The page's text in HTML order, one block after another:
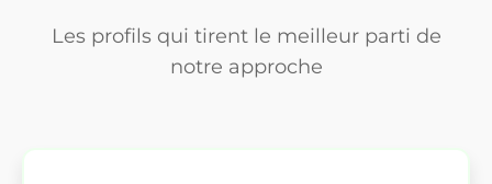
Les profils qui tirent le meilleur parti de
notre approche